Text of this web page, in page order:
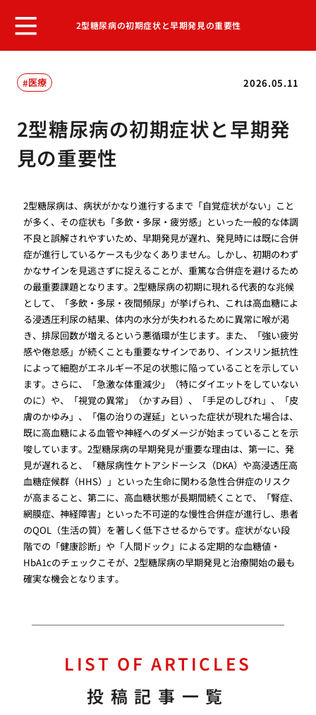
2型糖尿病の初期症状と早期発見の重要性
2026.05.11
医療
2型糖尿病の初期症状と早期発
見の重要性
2型糖尿病は、病状がかなり進行するまで「自覚症状がない」こと
が多く、その症状も「多飲・多尿・疲労感」といった一般的な体調
不良と誤解されやすいため、早期発見が遅れ、発見時には既に合併
症が進行しているケースも少なくありません。しかし、初期のわず
かなサインを見逃さずに捉えることが、重篤な合併症を避けるため
の最重要課題となります。2型糖尿病の初期に現れる代表的な兆候
として、「多飲・多尿・夜間頻尿」が挙げられ、これは高血糖によ
る浸透圧利尿の結果、体内の水分が失われるために異常に喉が渇
き、排尿回数が増えるという悪循環が生じます。また、「強い疲労
感や倦怠感」が続くことも重要なサインであり、インスリン抵抗性
によって細胞がエネルギー不足の状態に陥っていることを示してい
ます。さらに、「急激な体重減少」（特にダイエットをしていない
のに）や、「視覚の異常」（かすみ目）、「手足のしびれ」、「皮
膚のかゆみ」、「傷の治りの遅延」といった症状が現れた場合は、
既に高血糖による血管や神経へのダメージが始まっていることを示
唆しています。2型糖尿病の早期発見が重要な理由は、第一に、発
見が遅れると、「糖尿病性ケトアシドーシス（DKA）や高浸透圧高
血糖症候群（HHS）」といった生命に関わる急性合併症のリスク
が高まること、第二に、高血糖状態が長期間続くことで、「腎症、
網膜症、神経障害」といった不可逆的な慢性合併症が進行し、患者
のQOL（生活の質）を著しく低下させるからです。症状がない段
階での「健康診断」や「人間ドック」による定期的な血糖値・
HbA1cのチェックこそが、2型糖尿病の早期発見と治療開始の最も
確実な機会となります。
LIST OF ARTICLES
投稿記事一覧